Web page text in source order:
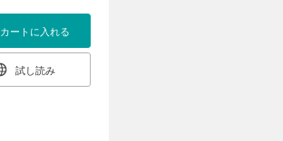
カートに入れる
試し読み